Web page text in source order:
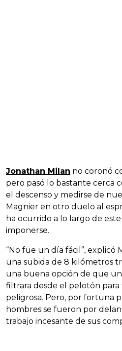
Jonathan Milan no coronó
pero pasó lo bastante cerca
el descenso y medirse de
Magnier en otro duelo al
ha ocurrido a lo largo de
imponerse.
“No fue un día fácil”, explicó
una subida de 8 kilómetros
una buena opción de que
filtrara desde el pelotón
peligrosa. Pero, por fortuna
hombres se fueron por
trabajo incesante de sus